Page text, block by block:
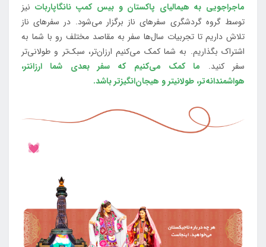
ماجراجویی به هیمالیای پاکستان و بیس کمپ نانگاپاربات نیز
توسط گروه گردشگری سفرهای ناز برگزار می‌شود. در سفرهای ناز
تلاش داریم تا تجربیات سال‌ها سفر به مقاصد مختلف رو با شما به
اشتراک بگذاریم. به شما کمک می‌کنیم ارزان‌تر، سبک‌تر و طولانی‌تر
سفر کنید. ما کمک می‌کنیم که سفر بعدی شما ارزانتر،
هواشمندانه‌تر، طولانی‎تر و هیجان‌انگیزتر باشد.